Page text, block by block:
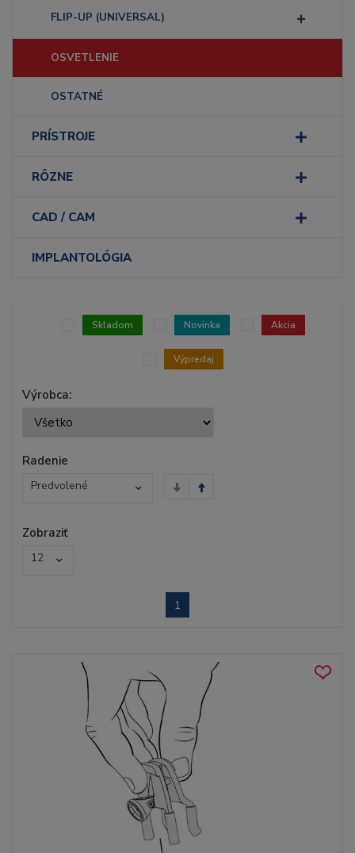
FLIP-UP (UNIVERSAL)
OSVETLENIE
OSTATNÉ
PRÍSTROJE
RÔZNE
CAD / CAM
IMPLANTOLÓGIA
Výrobca:
Skladom Novinka Akcia
Výpredaj
Radenie
Predvolené
Zobraziť
12
1